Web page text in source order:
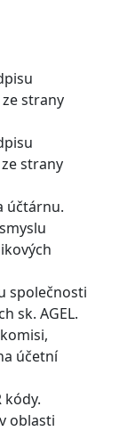
strany
strany
účtárnu.
společnosti
sk. AGEL.
účetní
kódy.
oblasti